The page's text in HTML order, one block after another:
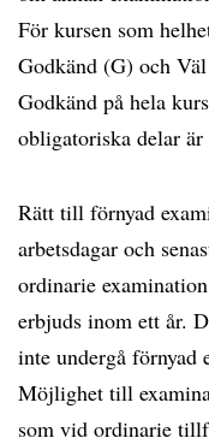
För kursen som
Godkänd (G) och
Godkänd på hela
obligatoriska delar är
Rätt till förnyad
arbetsdagar och
ordinarie
erbjuds inom ett år.
inte undergå förnyad
Möjlighet till
som vid ordinarie